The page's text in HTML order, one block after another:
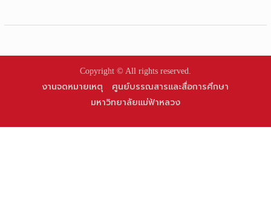
Copyright © All rights reserved.
งานจดหมายเหตุ
ศูนย์บรรณสารและสื่อการศึกษา
มหาวิทยาลัยแม่ฟ้าหลวง